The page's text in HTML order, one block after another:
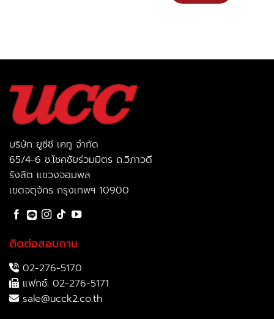
บริษัท ยูซีซี เคทู จำกัด
65/4-6 ช.โชคชัยร่วมมิตร ถ.วิภาวดี
รังสิต แขวงจอมพล
เขตจตุจักร กรุงเทพฯ 10900
ติดต่อสอบถาม
02-276-5170
แฟกซ์: 02-276-5171
sale@ucck2.co.th